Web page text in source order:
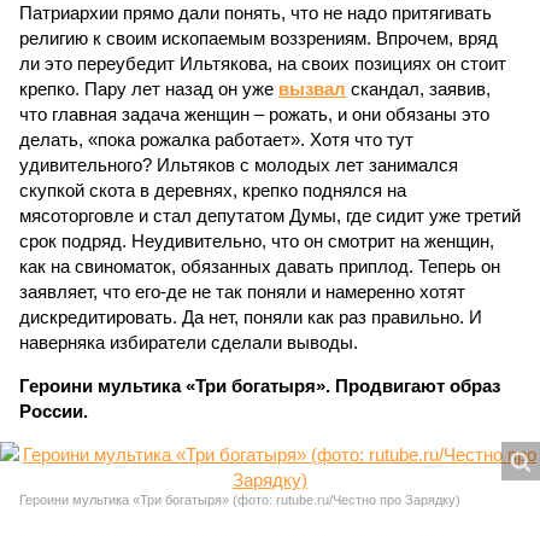
Патриархии прямо дали понять, что не надо притягивать
религию к своим ископаемым воззрениям. Впрочем, вряд
ли это переубедит Ильтякова, на своих позициях он стоит
крепко. Пару лет назад он уже вызвал скандал, заявив,
что главная задача женщин – рожать, и они обязаны это
делать, «пока рожалка работает». Хотя что тут
удивительного? Ильтяков с молодых лет занимался
скупкой скота в деревнях, крепко поднялся на
мясоторговле и стал депутатом Думы, где сидит уже третий
срок подряд. Неудивительно, что он смотрит на женщин,
как на свиноматок, обязанных давать приплод. Теперь он
заявляет, что его-де не так поняли и намеренно хотят
дискредитировать. Да нет, поняли как раз правильно. И
наверняка избиратели сделали выводы.
Героини мультика «Три богатыря». Продвигают образ
России.
Героини мультика «Три богатыря» (фото: rutube.ru/Честно про Зарядку)